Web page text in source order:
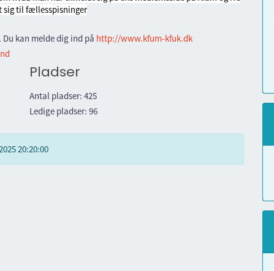
sig til fællesspisninger
kan melde dig ind på http://www.kfum-kfuk.dk
Pladser
Antal pladser: 425
Ledige pladser: 96
20:20:00